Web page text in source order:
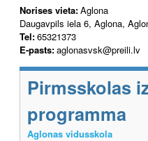
Norises vieta:Aglona
Daugavpils iela 6, Aglona,
Tel:65321373
E-pasts:aglonasvsk@preili.lv
Pirmsskolas
programma
Aglonas vidusskola